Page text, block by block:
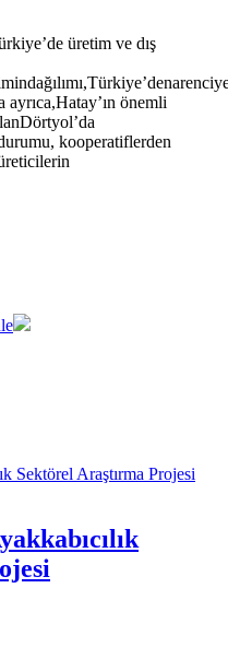
üretim ve dış
ayrıca,Hatay’ın önemli
kooperatiflerden
Sektörel Araştırma Projesi